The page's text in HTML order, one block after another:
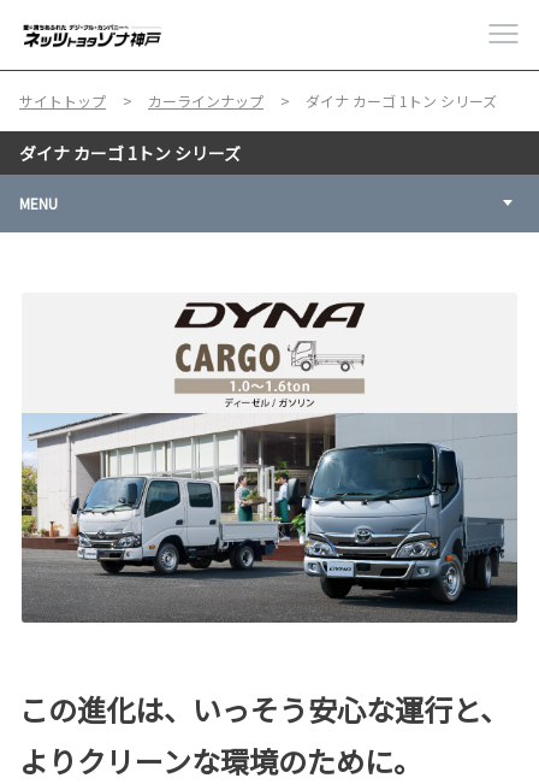
サイトトップ カーラインナップ ダイナ カーゴ 1トン シリーズ
ダイナ カーゴ 1トン シリーズ
MENU
この進化は、いっそう安心な運行と、
よりクリーンな環境のために。